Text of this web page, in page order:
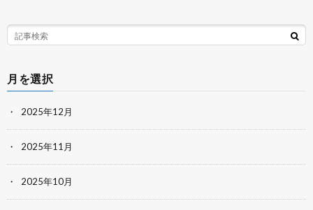
月を選択
2025年12月
2025年11月
2025年10月